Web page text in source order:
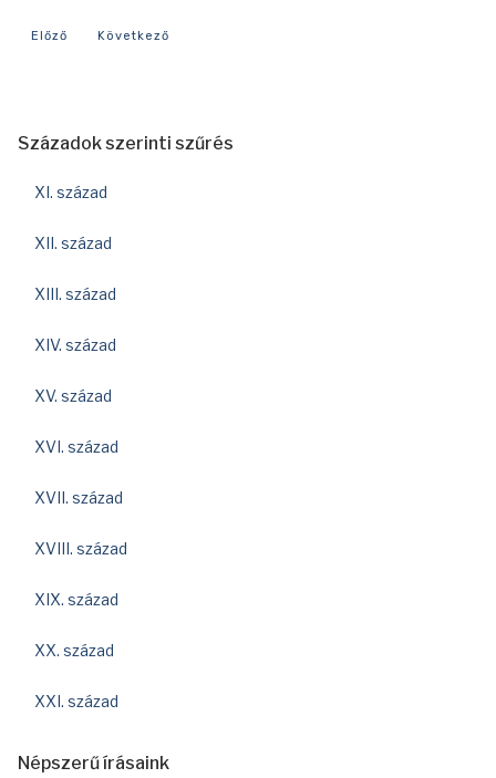
Előző cikk: 2004-es év eseményei
Előző Következő cikk: 1994-es év eseményei
Következő
Századok szerinti szűrés
XI. század
XII. század
XIII. század
XIV. század
XV. század
XVI. század
XVII. század
XVIII. század
XIX. század
XX. század
XXI. század
Népszerű írásaink